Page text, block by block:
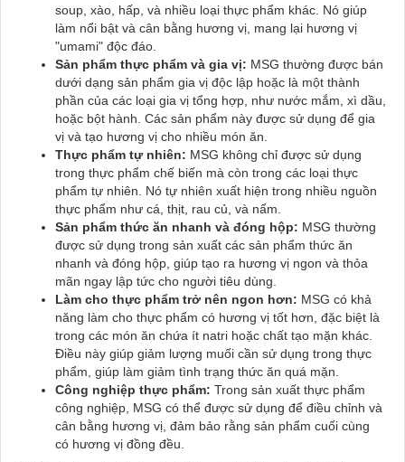
soup, xào, hấp, và nhiều loại thực phẩm khác. Nó giúp
làm nổi bật và cân bằng hương vị, mang lại hương vị
"umami" độc đáo.
Sản phẩm thực phẩm và gia vị: MSG thường được bán
dưới dạng sản phẩm gia vị độc lập hoặc là một thành
phần của các loại gia vị tổng hợp, như nước mắm, xì dầu,
hoặc bột hành. Các sản phẩm này được sử dụng để gia
vị và tạo hương vị cho nhiều món ăn.
Thực phẩm tự nhiên: MSG không chỉ được sử dụng
trong thực phẩm chế biến mà còn trong các loại thực
phẩm tự nhiên. Nó tự nhiên xuất hiện trong nhiều nguồn
thực phẩm như cá, thịt, rau củ, và nấm.
Sản phẩm thức ăn nhanh và đóng hộp: MSG thường
được sử dụng trong sản xuất các sản phẩm thức ăn
nhanh và đóng hộp, giúp tạo ra hương vị ngon và thỏa
mãn ngay lập tức cho người tiêu dùng.
Làm cho thực phẩm trở nên ngon hơn: MSG có khả
năng làm cho thực phẩm có hương vị tốt hơn, đặc biệt là
trong các món ăn chứa ít natri hoặc chất tạo mặn khác.
Điều này giúp giảm lượng muối cần sử dụng trong thực
phẩm, giúp làm giảm tình trạng thức ăn quá mặn.
Công nghiệp thực phẩm: Trong sản xuất thực phẩm
công nghiệp, MSG có thể được sử dụng để điều chỉnh và
cân bằng hương vị, đảm bảo rằng sản phẩm cuối cùng
có hương vị đồng đều.